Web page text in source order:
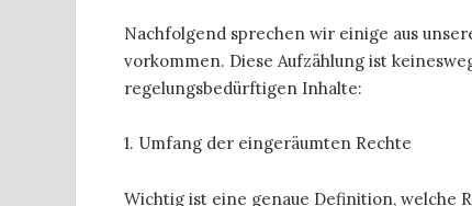
Nachfolgend sprechen wir einige aus
vorkommen. Diese Aufzählung ist
regelungsbedürftigen Inhalte:
1. Umfang der eingeräumten Rechte
Wichtig ist eine genaue Definition, welche